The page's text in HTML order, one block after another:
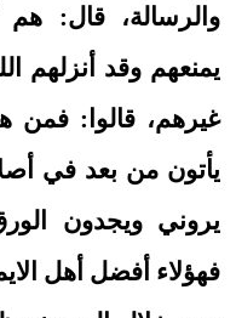
والرسالة، قال:
يمنعهم وقد أنزلهم
غيرهم، قالوا: فمن
يأتون من بعد في
يروني ويجدون
فهؤلاء أفضل أهل